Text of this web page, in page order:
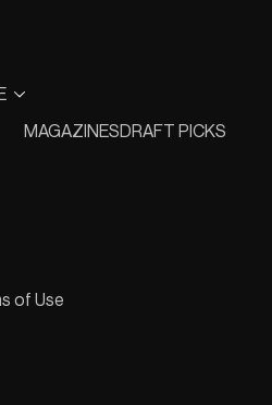
MAGAZINESDRAFT PICKS
of Use